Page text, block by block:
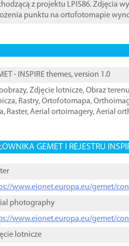
z projektu LPIS86. Zdjęcia
punktu na ortofotomapie
- INSPIRE themes, version 1.0
,Zdjęcie lotnicze,Obraz terenu
, Rastry,Ortofotomapa,
, Raster,Aerial ortoimagery,Aerial
GEMET I REJESTRU
www.eionet.europa.eu/gemet/
photography
www.eionet.europa.eu/gemet/
lotnicze